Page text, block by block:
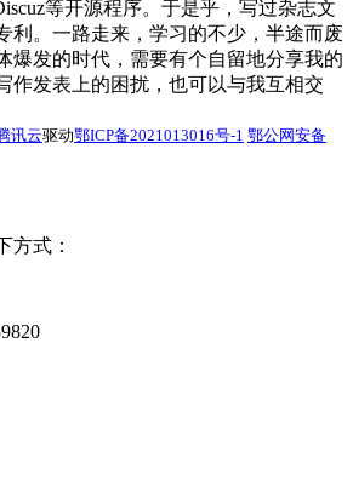
等开源程序。于是乎，写过杂志文
利。一路走来，学习的不少，半途而废
爆发的时代，需要有个自留地分享我的
作发表上的困扰，也可以与我互相交
讯云驱动鄂ICP备2021013016号-1 鄂公网安备
方式：